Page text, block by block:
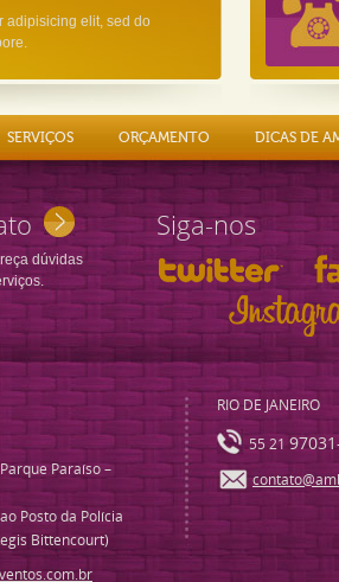
adipisicing elit, sed do
SERVIÇOS ORÇAMENTO DICAS DE
dúvidas
Siga-nos
Paraíso –
Posto da Polícia
Bittencourt)
RIO DE JANEIRO
55 21